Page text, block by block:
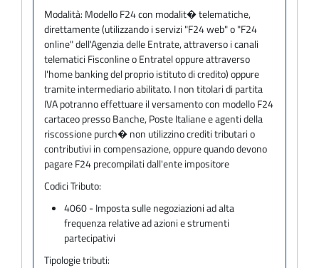
Modalità: Modello F24 con modalit� telematiche,
direttamente (utilizzando i servizi "F24 web" o "F24
online" dell'Agenzia delle Entrate, attraverso i canali
telematici Fisconline o Entratel oppure attraverso
l'home banking del proprio istituto di credito) oppure
tramite intermediario abilitato. I non titolari di partita
IVA potranno effettuare il versamento con modello F24
cartaceo presso Banche, Poste Italiane e agenti della
riscossione purch� non utilizzino crediti tributari o
contributivi in compensazione, oppure quando devono
pagare F24 precompilati dall'ente impositore
Codici Tributo:
4060 - Imposta sulle negoziazioni ad alta
frequenza relative ad azioni e strumenti
partecipativi
Tipologie tributi: